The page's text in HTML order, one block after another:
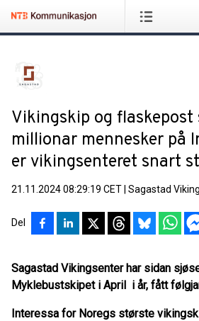
Vikingskip og
millionar mennesker på
er vikingsenteret snart
21.11.2024 08:29:19 CET Sagastad
Del
Sagastad Vikingsenter har sidan
Myklebustskipet i April i år, fått
Interessa for Noregs største